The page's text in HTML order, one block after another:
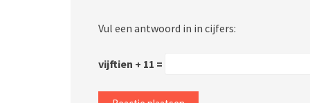
Vul een antwoord in in cijfers:
vijftien + 11 =